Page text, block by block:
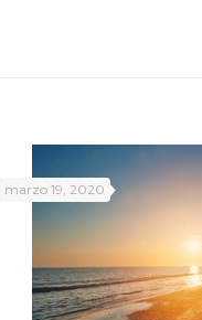
marzo 19, 2020